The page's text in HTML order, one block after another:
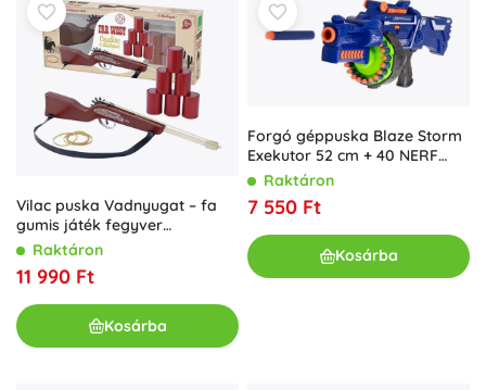
Vilac puska Vadnyugat – fa
gumis játék fegyver
konzervdobozokra lövéshez
Raktáron
11 990 Ft
Kosárba
Forgó géppuska Blaze Storm
Exekutor 52 cm + 40 NERF
lövedék
Raktáron
7 550 Ft
Kosárba